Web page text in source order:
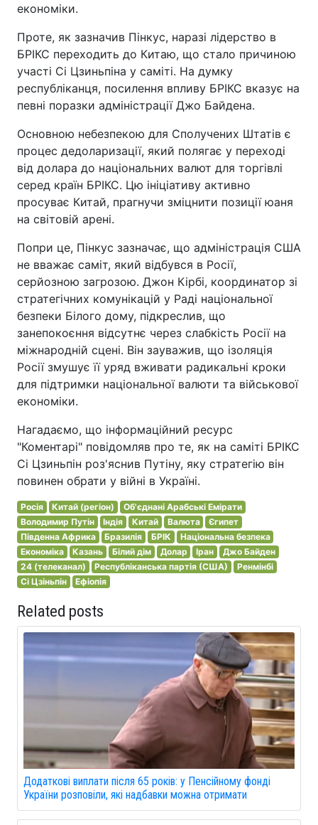
економіки.
Проте, як зазначив Пінкус, наразі лідерство в
БРІКС переходить до Китаю, що стало причиною
участі Сі Цзиньпіна у саміті. На думку
республіканця, посилення впливу БРІКС вказує на
певні поразки адміністрації Джо Байдена.
Основною небезпекою для Сполучених Штатів є
процес дедоларизації, який полягає у переході
від долара до національних валют для торгівлі
серед країн БРІКС. Цю ініціативу активно
просуває Китай, прагнучи зміцнити позиції юаня
на світовій арені.
Попри це, Пінкус зазначає, що адміністрація США
не вважає саміт, який відбувся в Росії,
серйозною загрозою. Джон Кірбі, координатор зі
стратегічних комунікацій у Раді національної
безпеки Білого дому, підкреслив, що
занепокоєння відсутнє через слабкість Росії на
міжнародній сцені. Він зауважив, що ізоляція
Росії змушує її уряд вживати радикальні кроки
для підтримки національної валюти та військової
економіки.
Нагадаємо, що інформаційний ресурс
"Коментарі" повідомляв про те, як на саміті БРІКС
Сі Цзиньпін роз'яснив Путіну, яку стратегію він
повинен обрати у війні в Україні.
Росія Китай (регіон)
Об'єднані Арабські Емірати
Володимир Путін
Індія Китай Валюта
Єгипет
Південна Африка
Бразилія БРІК
Національна безпека
Економіка
Казань Білий дім Долар Іран
Джо Байден
24 (телеканал)
Республіканська партія (США)
Ренмінбі
Сі Цзіньпін
Ефіопія
Related posts
Додаткові виплати після 65 років: у Пенсійному фонді
України розповіли, які надбавки можна отримати